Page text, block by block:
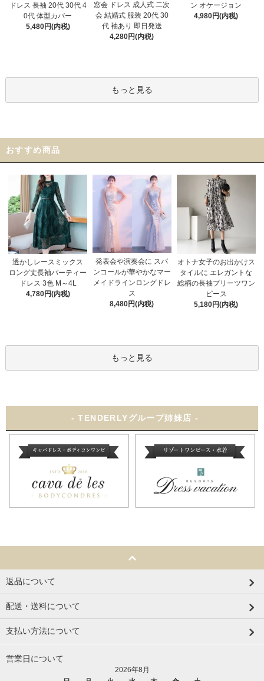
ドレス 長袖 20代 30代 4
0代 体型カバー
5,480円(内税)
窓会 ドレス 成人式 二次
会 結婚式 服装 20代 30
代 袖あり 即日発送
4,280円(内税)
ン オケージョン
4,980円(内税)
もっと見る
おすすめ商品
透かしレースミックス
ロング丈長袖パーティー
ドレス 3色 M～4L
4,780円(内税)
発表会や演奏会に スパ
ンコールが華やかなマー
メイドラインロングドレ
ス
8,480円(内税)
オトナ女子のお出かけス
タイルに エレガントな
総柄の長袖プリーツワン
ピース
5,180円(内税)
もっと見る
- TENDERLYグループ姉妹店 -
返品について
配送・送料について
支払い方法について
営業日について
2026年8月